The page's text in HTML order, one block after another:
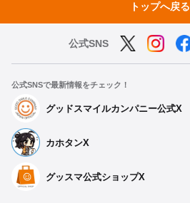
トップへ戻る
公式SNS
公式SNSで最新情報をチェック！
グッドスマイルカンパニー公式X
カホタンX
グッスマ公式ショップX